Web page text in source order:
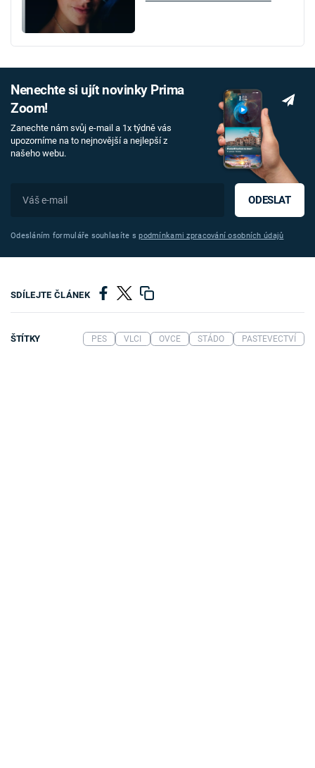
Nenechte si ujít novinky Prima
Zoom!
Zanechte nám svůj e-mail a 1x týdně vás
upozorníme na to nejnovější a nejlepší z
našeho webu.
ODESLAT
Odesláním formuláře souhlasíte spodmínkami zpracování osobních údajů
SDÍLEJTE ČLÁNEK
ŠTÍTKY PES VLCI OVCE STÁDO PASTEVECTVÍ